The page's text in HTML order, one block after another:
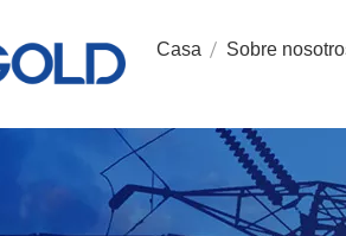
Casa Sobre